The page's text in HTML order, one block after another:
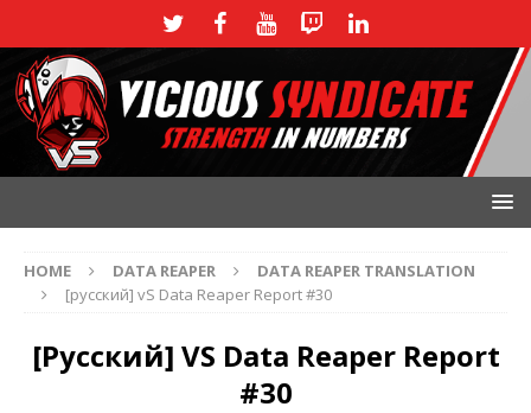
HOME DATA REAPER
DATA REAPER TRANSLATION
[русский] vS Data Reaper Report #30
[русский] VS Data Reaper Report
#30